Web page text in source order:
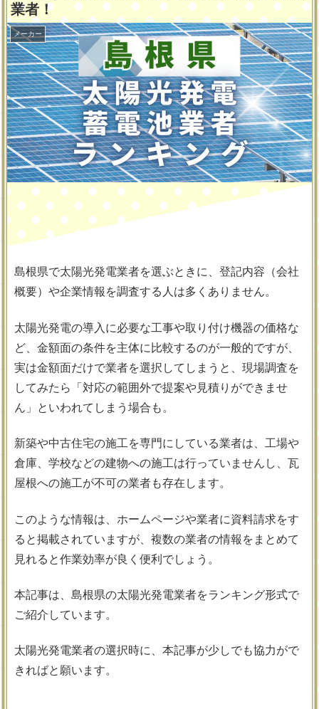
業者！
メーカー
島根県で太陽光発電業者を選ぶときに、登記内容（会社
概要）や企業情報を調査する人は多くありません。
太陽光発電の導入に必要な工事や取り付け機器の価格な
ど、金額面の条件を主体に比較するのが一般的ですが、
実は金額面だけで業者を選択してしまうと、現場調査を
してみたら「対応の範囲外で提案や見積りができませ
ん」といわれてしまう場合も。
新築や中古住宅の施工を専門にしている業者は、工場や
倉庫、学校などの建物への施工は行っていませんし、瓦
屋根への施工が不可の業者も存在します。
このような情報は、ホームページや業者に資料請求をす
ると掲載されていますが、複数の業者の情報をまとめて
見れると作業効率が良く便利でしょう。
本記事は、島根県の太陽光発電業者をランキング形式で
ご紹介しています。
太陽光発電業者の選択時に、本記事が少しでも協力がで
きればと願います。